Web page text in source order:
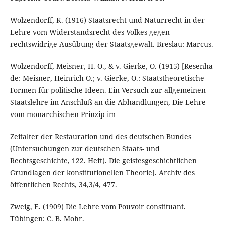
Wolzendorff, K. (1916) Staatsrecht und Naturrecht in der
Lehre vom Widerstandsrecht des Volkes gegen
rechtswidrige Ausübung der Staatsgewalt. Breslau: Marcus.
Wolzendorff, Meisner, H. O., & v. Gierke, O. (1915) [Resenha
de: Meisner, Heinrich O.; v. Gierke, O.: Staatstheoretische
Formen für politische Ideen. Ein Versuch zur allgemeinen
Staatslehre im Anschluß an die Abhandlungen, Die Lehre
vom monarchischen Prinzip im
Zeitalter der Restauration und des deutschen Bundes
(Untersuchungen zur deutschen Staats- und
Rechtsgeschichte, 122. Heft). Die geistesgeschichtlichen
Grundlagen der konstitutionellen Theorie]. Archiv des
öffentlichen Rechts, 34,3/4, 477.
Zweig, E. (1909) Die Lehre vom Pouvoir constituant.
Tübingen: C. B. Mohr.